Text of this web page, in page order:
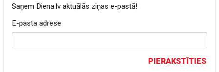
Saņem Diena.lv aktuālās ziņas e-pastā!
E-pasta adrese
PIERAKSTĪTIES